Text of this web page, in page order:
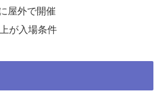
屋外で開催
が入場条件